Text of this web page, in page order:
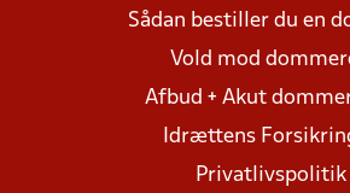
Sådan bestiller du en
Vold mod
Afbud + Akut
Idrættens
Privatlivspolitik